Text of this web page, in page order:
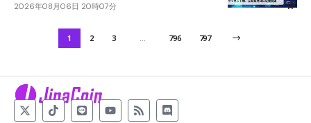
2026年08月06日 20時07分
1 2 3 796 797